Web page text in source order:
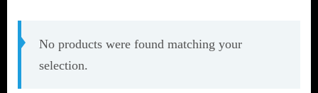
No products were found matching your
selection.